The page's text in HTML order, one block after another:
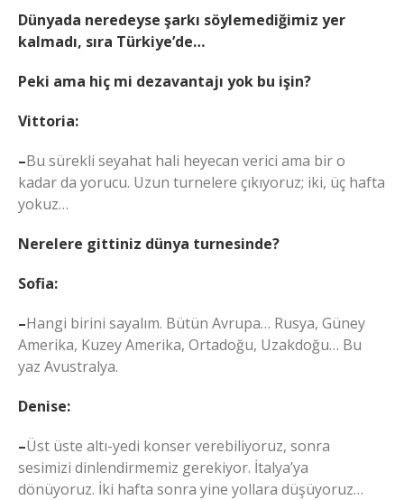
Dünyada neredeyse şarkı söylemediğimiz yer
kalmadı, sıra Türkiye’de…
Peki ama hiç mi dezavantajı yok bu işin?
Vittoria:
–Bu sürekli seyahat hali heyecan verici ama bir o
kadar da yorucu. Uzun turnelere çıkıyoruz; iki, üç hafta
yokuz…
Nerelere gittiniz dünya turnesinde?
Sofia:
–Hangi birini sayalım. Bütün Avrupa… Rusya, Güney
Amerika, Kuzey Amerika, Ortadoğu, Uzakdoğu… Bu
yaz Avustralya.
Denise:
–Üst üste altı-yedi konser verebiliyoruz, sonra
sesimizi dinlendirmemiz gerekiyor. İtalya’ya
dönüyoruz. İki hafta sonra yine yollara düşüyoruz…